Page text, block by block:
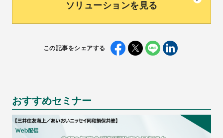
ソリューションを見る
この記事をシェアする
おすすめセミナー